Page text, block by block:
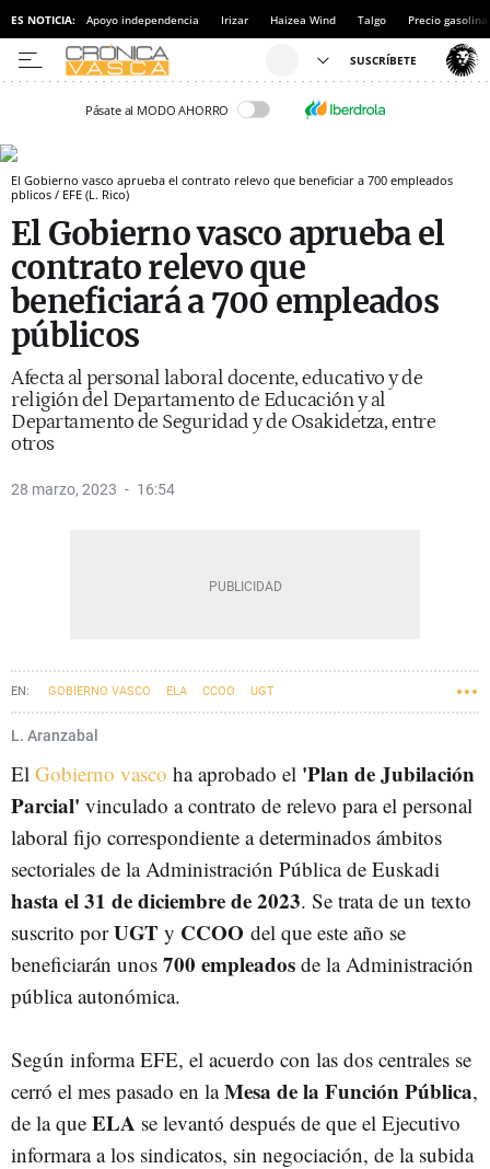
ES NOTICIA: Apoyo independencia Irizar Haizea Wind Talgo Precio gasolina
Pásate al MODO AHORRO
El Gobierno vasco aprueba el contrato relevo que beneficiar a 700 empleados
pblicos / EFE (L. Rico)
El Gobierno vasco aprueba el
contrato relevo que
beneficiará a 700 empleados
públicos
Afecta al personal laboral docente, educativo y de
religión del Departamento de Educación y al
Departamento de Seguridad y de Osakidetza, entre
otros
28 marzo, 2023 16:54
GOBIERNO VASCO ELA CCOO UGT
L. Aranzabal
El Gobierno vasco ha aprobado el 'Plan de Jubilación
Parcial' vinculado a contrato de relevo para el personal
laboral fijo correspondiente a determinados ámbitos
sectoriales de la Administración Pública de Euskadi
hasta el 31 de diciembre de 2023. Se trata de un texto
suscrito porUGT y CCOO del que este año se
beneficiarán unos 700 empleados de la Administración
pública autonómica.
Según informa EFE, el acuerdo con las dos centrales se
cerró el mes pasado en laMesa de la Función Pública,
de la que ELA se levantó después de que el Ejecutivo
informara a los sindicatos, sin negociación, de la subida